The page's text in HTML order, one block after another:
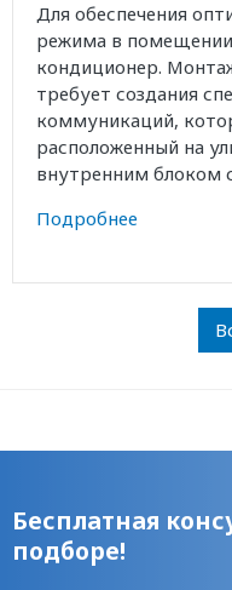
Для обеспечения
режима в
кондиционер.
требует создания
коммуникаций,
расположенный на
внутренним блоком
Подробнее
Бесплатная
подборе!